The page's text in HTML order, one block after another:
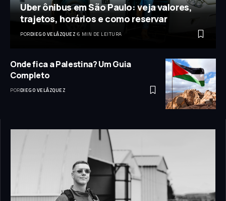
Uber ônibus em São Paulo: veja valores,
trajetos, horários e como reservar
PORDIEGO VELÁZQUEZ 6 MIN DE LEITURA
Onde fica a Palestina? Um Guia
Completo
PORDIEGO VELÁZQUEZ